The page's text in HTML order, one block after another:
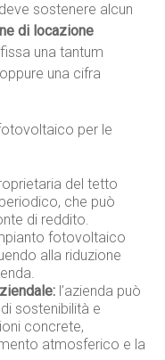
sostenere alcun
di locazione
una tantum
una cifra
per le
del tetto
che può
di reddito.
fotovoltaico
alla riduzione
l’azienda può
sostenibilità e
concrete,
atmosferico e la